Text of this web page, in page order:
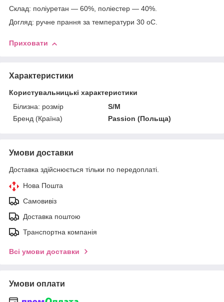
Склад: поліуретан — 60%, поліестер — 40%.
Догляд: ручне прання за температури 30 oС.
Приховати
Характеристики
Користувальницькі характеристики
Білизна: розмір
S/M
Бренд (Країна)
Passion (Польща)
Умови доставки
Доставка здійснюється тільки по передоплаті.
Нова Пошта
Самовивіз
Доставка поштою
Транспортна компанія
Всі умови доставки
Умови оплати